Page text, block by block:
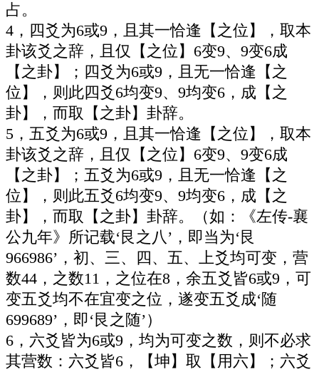
占。
4，四爻为6或9，且其一恰逢【之位】，取本
卦该爻之辞，且仅【之位】6变9、9变6成
【之卦】；四爻为6或9，且无一恰逢【之
位】，则此四爻6均变9、9均变6，成【之
卦】，而取【之卦】卦辞。
5，五爻为6或9，且其一恰逢【之位】，取本
卦该爻之辞，且仅【之位】6变9、9变6成
【之卦】；五爻为6或9，且无一恰逢【之
位】，则此五爻6均变9、9均变6，成【之
卦】，而取【之卦】卦辞。（如：《左传-襄
公九年》所记载‘艮之八’，即当为‘艮
966986’，初、三、四、五、上爻均可变，营
数44，之数11，之位在8，余五爻皆6或9，可
变五爻均不在宜变之位，遂变五爻成‘随
699689’，即‘艮之随’）
6，六爻皆为6或9，均为可变之数，则不必求
其营数：六爻皆6，【坤】取【用六】；六爻